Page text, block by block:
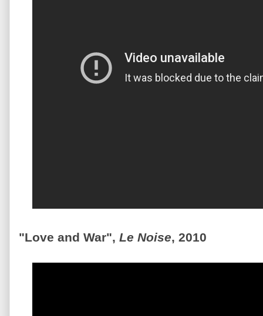
"Love and War", Le Noise, 2010